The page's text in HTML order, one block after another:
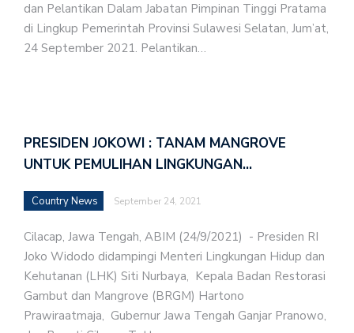
dan Pelantikan Dalam Jabatan Pimpinan Tinggi Pratama
di Lingkup Pemerintah Provinsi Sulawesi Selatan, Jum’at,
24 September 2021. Pelantikan…
PRESIDEN JOKOWI : TANAM MANGROVE
UNTUK PEMULIHAN LINGKUNGAN…
Country News September 24, 2021
Cilacap, Jawa Tengah, ABIM (24/9/2021) - Presiden RI
Joko Widodo didampingi Menteri Lingkungan Hidup dan
Kehutanan (LHK) Siti Nurbaya, Kepala Badan Restorasi
Gambut dan Mangrove (BRGM) Hartono
Prawiraatmaja, Gubernur Jawa Tengah Ganjar Pranowo,